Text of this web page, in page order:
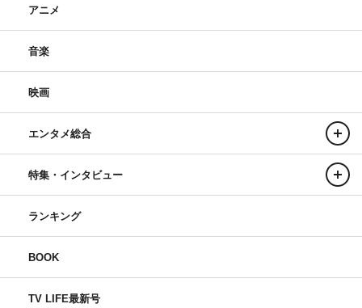
アニメ
音楽
映画
エンタメ総合
特集・インタビュー
ランキング
BOOK
TV LIFE最新号